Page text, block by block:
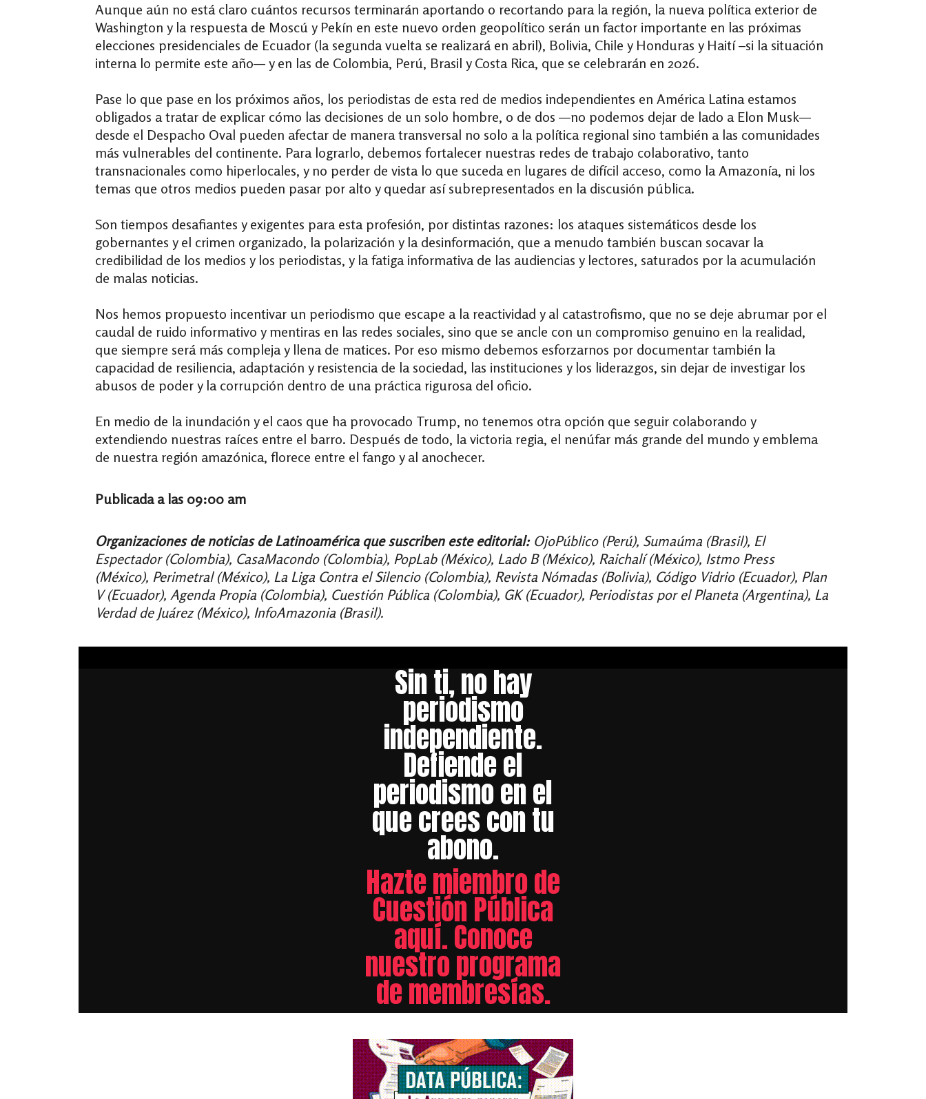
Aunque aún no está claro cuántos recursos terminarán aportando o recortando para la región, la nueva política exterior de
Washington y la respuesta de Moscú y Pekín en este nuevo orden geopolítico serán un factor importante en las próximas
elecciones presidenciales de Ecuador (la segunda vuelta se realizará en abril), Bolivia, Chile y Honduras y Haití –si la situación
interna lo permite este año— y en las de Colombia, Perú, Brasil y Costa Rica, que se celebrarán en 2026.
Pase lo que pase en los próximos años, los periodistas de esta red de medios independientes en América Latina estamos
obligados a tratar de explicar cómo las decisiones de un solo hombre, o de dos —no podemos dejar de lado a Elon Musk—
desde el Despacho Oval pueden afectar de manera transversal no solo a la política regional sino también a las comunidades
más vulnerables del continente. Para lograrlo, debemos fortalecer nuestras redes de trabajo colaborativo, tanto
transnacionales como hiperlocales, y no perder de vista lo que suceda en lugares de difícil acceso, como la Amazonía, ni los
temas que otros medios pueden pasar por alto y quedar así subrepresentados en la discusión pública.
Son tiempos desafiantes y exigentes para esta profesión, por distintas razones: los ataques sistemáticos desde los
gobernantes y el crimen organizado, la polarización y la desinformación, que a menudo también buscan socavar la
credibilidad de los medios y los periodistas, y la fatiga informativa de las audiencias y lectores, saturados por la acumulación
de malas noticias.
Nos hemos propuesto incentivar un periodismo que escape a la reactividad y al catastrofismo, que no se deje abrumar por el
caudal de ruido informativo y mentiras en las redes sociales, sino que se ancle con un compromiso genuino en la realidad,
que siempre será más compleja y llena de matices. Por eso mismo debemos esforzarnos por documentar también la
capacidad de resiliencia, adaptación y resistencia de la sociedad, las instituciones y los liderazgos, sin dejar de investigar los
abusos de poder y la corrupción dentro de una práctica rigurosa del oficio.
En medio de la inundación y el caos que ha provocado Trump, no tenemos otra opción que seguir colaborando y
extendiendo nuestras raíces entre el barro. Después de todo, la victoria regia, el nenúfar más grande del mundo y emblema
de nuestra región amazónica, florece entre el fango y al anochecer.
Publicada a las 09:00 am
Organizaciones de noticias de Latinoamérica que suscriben este editorial: OjoPúblico (Perú), Sumaúma (Brasil), El
Espectador (Colombia), CasaMacondo (Colombia), PopLab (México), Lado B (México), Raichalí (México), Istmo Press
(México), Perimetral (México), La Liga Contra el Silencio (Colombia), Revista Nómadas (Bolivia), Código Vidrio (Ecuador), Plan
V (Ecuador), Agenda Propia (Colombia), Cuestión Pública (Colombia), GK (Ecuador), Periodistas por el Planeta (Argentina), La
Verdad de Juárez (México), InfoAmazonia (Brasil).
Sin ti, no hay
periodismo
independiente.
Defiende el
periodismo en el
que crees con tu
abono.
Hazte miembro de
Cuestión Pública
aquí. Conoce
nuestro programa
de membresías.